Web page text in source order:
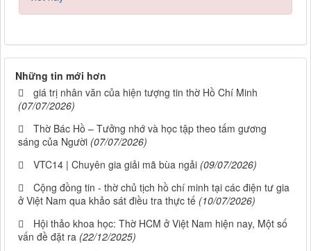
Những tin mới hơn
giá trị nhân văn của hiện tượng tin thờ Hồ Chí Minh
(07/07/2026)
Thờ Bác Hồ – Tưởng nhớ và học tập theo tấm gương
sáng của Người (07/07/2026)
VTC14 | Chuyên gia giải mã bùa ngải (09/07/2026)
Cộng đồng tin - thờ chủ tịch hồ chí minh tại các điện tư gia
ở Việt Nam qua khảo sát điều tra thực tế (10/07/2026)
Hội thảo khoa học: Thờ HCM ở Việt Nam hiện nay, Một số
vấn đề đặt ra (22/12/2025)